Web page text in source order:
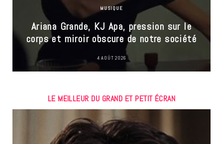
MUSIQUE
Ariana Grande, KJ Apa, pression sur le
corps et miroir obscure de notre société
4 AOÛT 2026
LE MEILLEUR DU GRAND ET PETIT ÉCRAN